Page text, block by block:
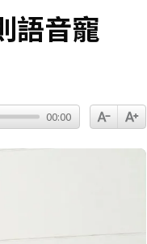
語音寵
00:00